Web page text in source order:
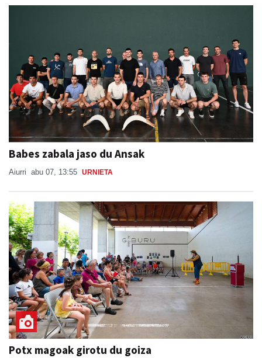
Babes zabala jaso du Ansak
Aiurri abu 07, 13:55 URNIETA
Potx magoak girotu du goiza